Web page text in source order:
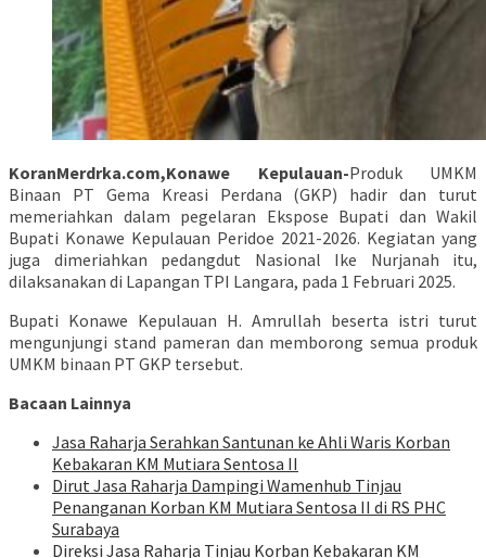
KoranMerdrka.com,Konawe Kepulauan-Produk UMKM
Binaan PT Gema Kreasi Perdana (GKP) hadir dan turut
memeriahkan dalam pegelaran Ekspose Bupati dan Wakil
Bupati Konawe Kepulauan Peridoe 2021-2026. Kegiatan yang
juga dimeriahkan pedangdut Nasional Ike Nurjanah itu,
dilaksanakan di Lapangan TPI Langara, pada 1 Februari 2025.
Bupati Konawe Kepulauan H. Amrullah beserta istri turut
mengunjungi stand pameran dan memborong semua produk
UMKM binaan PT GKP tersebut.
Bacaan Lainnya
Jasa Raharja Serahkan Santunan ke Ahli Waris Korban
Kebakaran KM Mutiara Sentosa II
Dirut Jasa Raharja Dampingi Wamenhub Tinjau
Penanganan Korban KM Mutiara Sentosa II di RS PHC
Surabaya
Direksi Jasa Raharja Tinjau Korban Kebakaran KM